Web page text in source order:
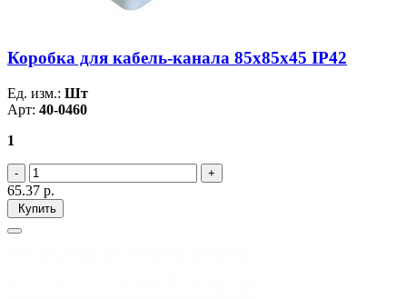
Коробка для кабель-канала 85х85х45 IP42
Ед. изм.: Шт
Арт: 40-0460
1
65.37 р.
Купить